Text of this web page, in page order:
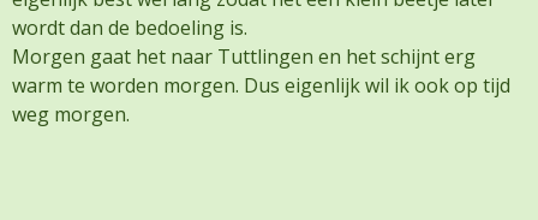
wordt dan de bedoeling is.
Morgen gaat het naar Tuttlingen en het schijnt erg
warm te worden morgen. Dus eigenlijk wil ik ook op tijd
weg morgen.